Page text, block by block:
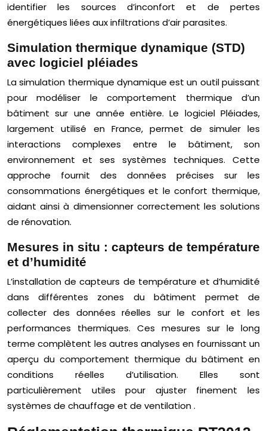
identifier les sources d’inconfort et de pertes
énergétiques liées aux infiltrations d’air parasites.
Simulation thermique dynamique (STD)
avec logiciel pléiades
La simulation thermique dynamique est un outil puissant
pour modéliser le comportement thermique d’un
bâtiment sur une année entière. Le logiciel Pléiades,
largement utilisé en France, permet de simuler les
interactions complexes entre le bâtiment, son
environnement et ses systèmes techniques. Cette
approche fournit des données précises sur les
consommations énergétiques et le confort thermique,
aidant ainsi à dimensionner correctement les solutions
de rénovation.
Mesures in situ : capteurs de température
et d’humidité
L’installation de capteurs de température et d’humidité
dans différentes zones du bâtiment permet de
collecter des données réelles sur le confort et les
performances thermiques. Ces mesures sur le long
terme complètent les autres analyses en fournissant un
aperçu du comportement thermique du bâtiment en
conditions réelles d’utilisation. Elles sont
particulièrement utiles pour ajuster finement les
systèmes de chauffage et de ventilation .